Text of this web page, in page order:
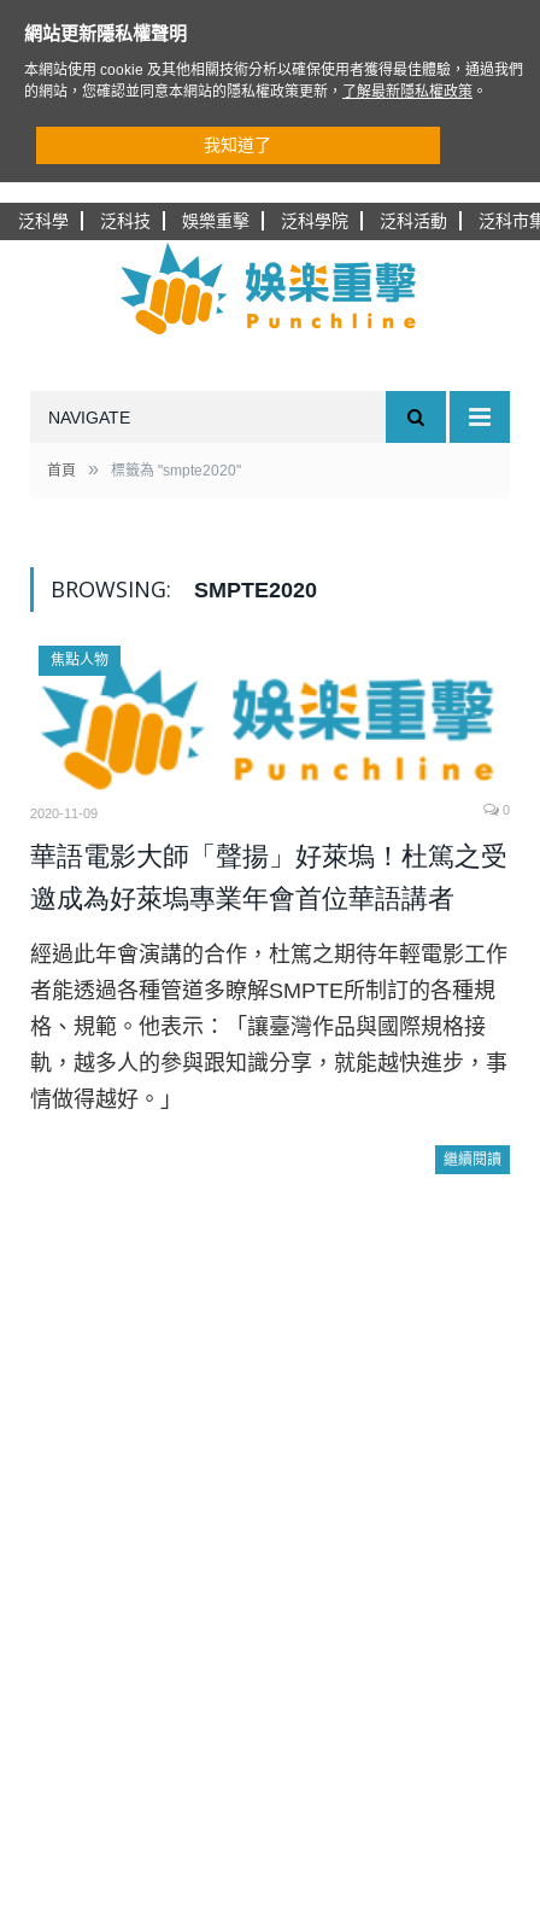
泛科學 泛科技 娛樂重擊 泛科學院 泛科活動 泛科市
NAVIGATE
首頁 » 標籤為 "smpte2020"
BROWSING: SMPTE2020
焦點人物
2020-11-09 0
華語電影大師「聲揚」好萊塢！杜篤之受
邀成為好萊塢專業年會首位華語講者
經過此年會演講的合作，杜篤之期待年輕電影工作
者能透過各種管道多瞭解SMPTE所制訂的各種規
格、規範。他表示：「讓臺灣作品與國際規格接
軌，越多人的參與跟知識分享，就能越快進步，事
情做得越好。」
繼續閱讀
網站更新隱私權聲明
本網站使用 cookie 及其他相關技術分析以確保使用者獲得最佳體驗，通過我們
的網站，您確認並同意本網站的隱私權政策更新，
了解最新隱私權政策 。
我知道了